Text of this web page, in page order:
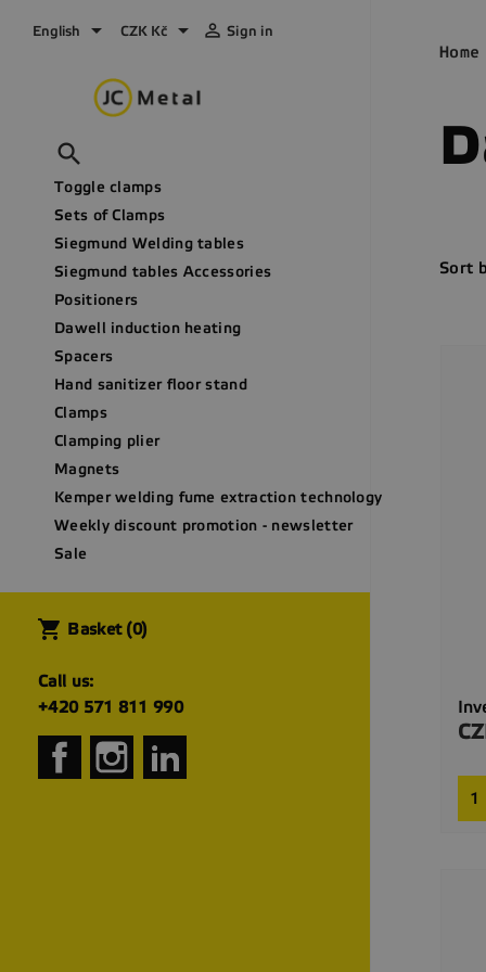
English  CZK Kč   Sign in

Toggle clamps
Sets of Clamps
Siegmund Welding tables
Siegmund tables Accessories
Positioners
Dawell induction heating
Spacers
Hand sanitizer floor stand
Clamps
Clamping plier
Magnets
Kemper welding fume extraction technology
Weekly discount promotion - newsletter
Sale
shopping_cart Basket (0)
Call us:
+420 571 811 990
FacebookInstagram
Home
Sort